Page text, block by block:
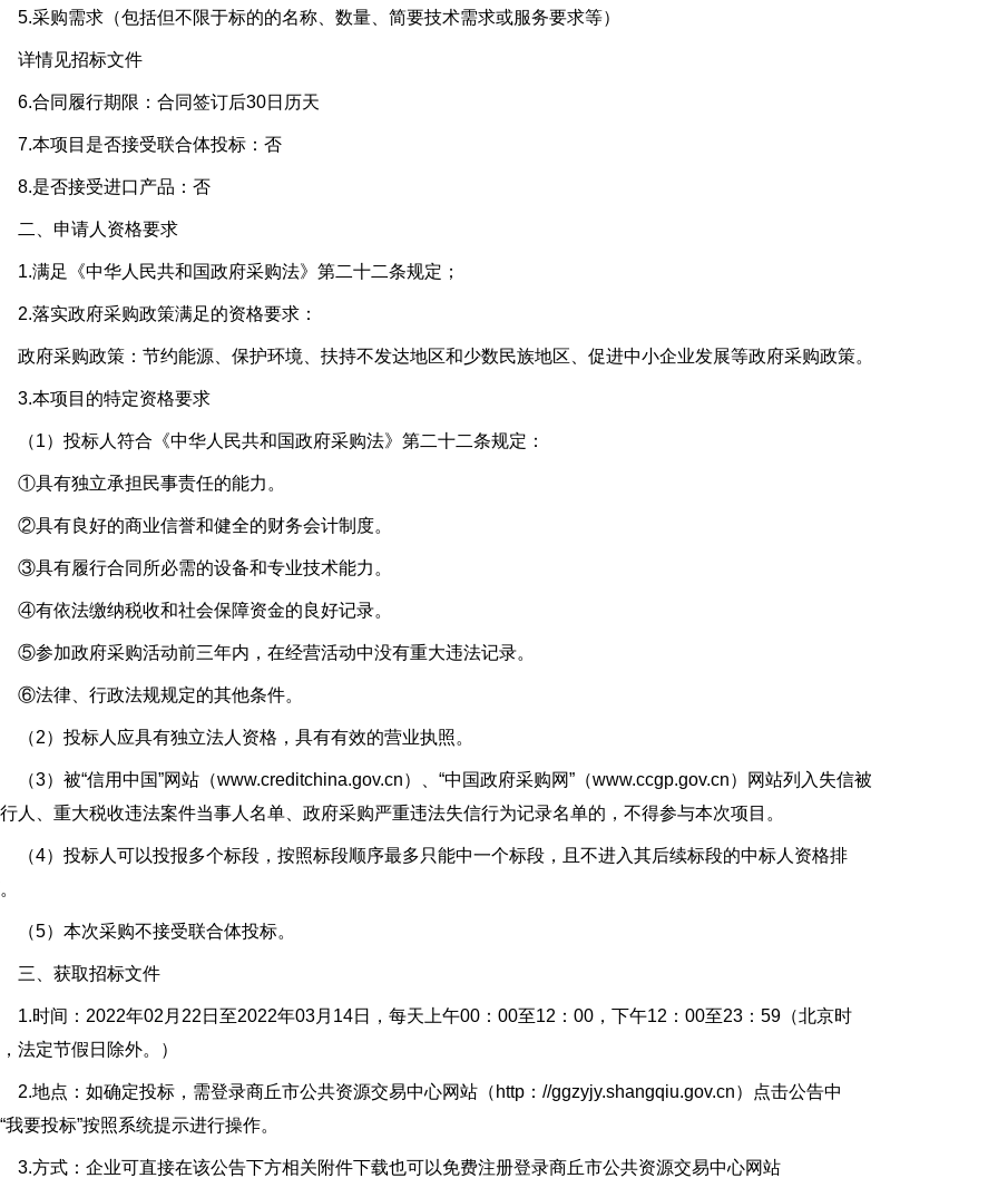
采购需求（包括但不限于标的的名称、数量、简要技术需求或服务要求等）
情见招标文件
合同履行期限：合同签订后30日历天
本项目是否接受联合体投标：否
是否接受进口产品：否
、申请人资格要求
满足《中华人民共和国政府采购法》第二十二条规定；
落实政府采购政策满足的资格要求：
府采购政策：节约能源、保护环境、扶持不发达地区和少数民族地区、促进中小企业发展等政府采购政策。
本项目的特定资格要求
1）投标人符合《中华人民共和国政府采购法》第二十二条规定：
有独立承担民事责任的能力。
有良好的商业信誉和健全的财务会计制度。
有履行合同所必需的设备和专业技术能力。
依法缴纳税收和社会保障资金的良好记录。
加政府采购活动前三年内，在经营活动中没有重大违法记录。
律、行政法规规定的其他条件。
2）投标人应具有独立法人资格，具有有效的营业执照。
3）被“信用中国”网站（www.creditchina.gov.cn）、“中国政府采购网”（www.ccgp.gov.cn）网站列入失信被
人、重大税收违法案件当事人名单、政府采购严重违法失信行为记录名单的，不得参与本次项目。
4）投标人可以投报多个标段，按照标段顺序最多只能中一个标段，且不进入其后续标段的中标人资格排
5）本次采购不接受联合体投标。
、获取招标文件
时间：2022年02月22日至2022年03月14日，每天上午00：00至12：00，下午12：00至23：59（北京时
法定节假日除外。）
地点：如确定投标，需登录商丘市公共资源交易中心网站（http：//ggzyjy.shangqiu.gov.cn）点击公告中
我要投标”按照系统提示进行操作。
方式：企业可直接在该公告下方相关附件下载也可以免费注册登录商丘市公共资源交易中心网站